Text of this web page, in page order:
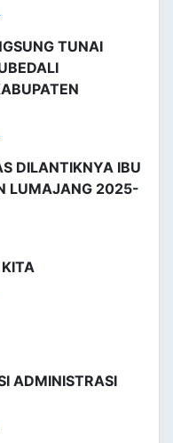
TUNAI
DILANTIKNYA IBU
LUMAJANG 2025-
ADMINISTRASI